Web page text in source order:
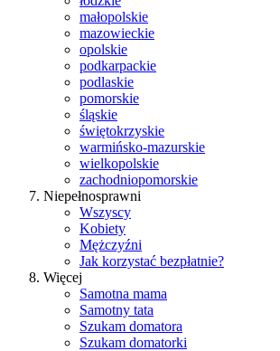
małopolskie
mazowieckie
opolskie
podkarpackie
podlaskie
pomorskie
śląskie
świętokrzyskie
warmińsko-mazurskie
wielkopolskie
zachodniopomorskie
Niepełnosprawni
Wszyscy
Kobiety
Mężczyźni
Jak korzystać bezpłatnie?
Więcej
Samotna mama
Samotny tata
Szukam domatora
Szukam domatorki